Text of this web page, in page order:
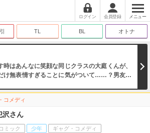
ログイン 会員登録 メニュー
TL BL オトナ
時はあんなに笑顔な同じクラスの大庭くんが、
け無表情すぎることに気がついて……？男友達
コメディ
沢さん
コミック 少年 ギャグ・コメディ